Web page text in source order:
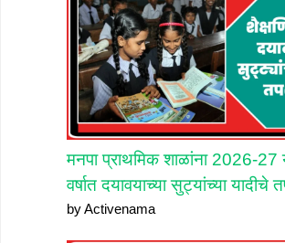
मनपा प्राथमिक शाळांना 2026-27
वर्षात दयावयाच्या सुट्यांच्या यादीचे
by Activenama